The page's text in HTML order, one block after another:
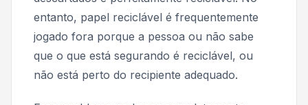
entanto, papel reciclável é frequentemente
jogado fora porque a pessoa ou não sabe
que o que está segurando é reciclável, ou
não está perto do recipiente adequado.